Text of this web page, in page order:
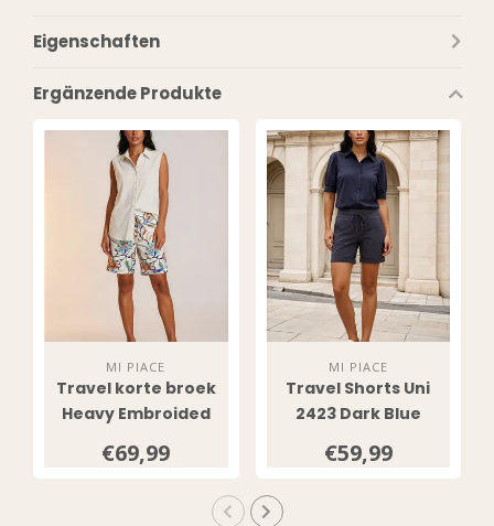
Eigenschaften
Ergänzende Produkte
MI PIACE
Travel korte broek
Heavy Embroided
Multicolour
€69,99
MI PIACE
Travel Shorts Uni
2423 Dark Blue
€59,99